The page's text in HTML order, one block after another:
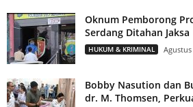
Oknum Pemborong
Serdang Ditahan Jaksa
HUKUM & KRIMINAL Agustus
Bobby Nasution dan
dr. M. Thomsen,